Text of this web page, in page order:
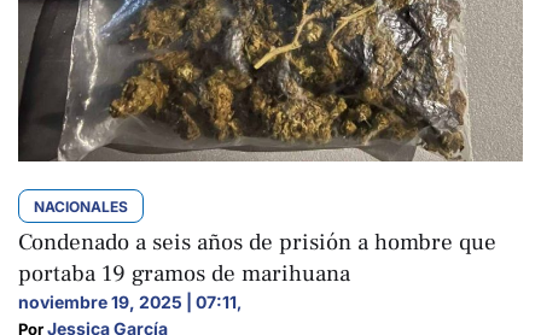
NACIONALES
Condenado a seis años de prisión a hombre que
portaba 19 gramos de marihuana
noviembre 19, 2025 | 07:11,
Por Jessica García